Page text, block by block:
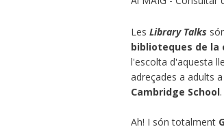
Les Library Talks
biblioteques de la
l'escolta d'aquesta
adreçades a adults
Cambridge School.
Ah! I són totalment